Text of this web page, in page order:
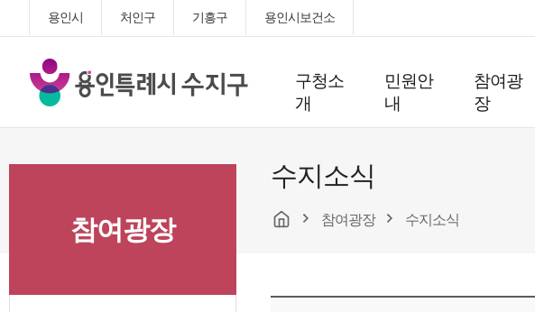
용인시 처인구 기흥구 용인시보건소
용
인
특
시
구청소
개
민원안
내
참여광
장
참여광장
수지소식
참여광장 수지소식